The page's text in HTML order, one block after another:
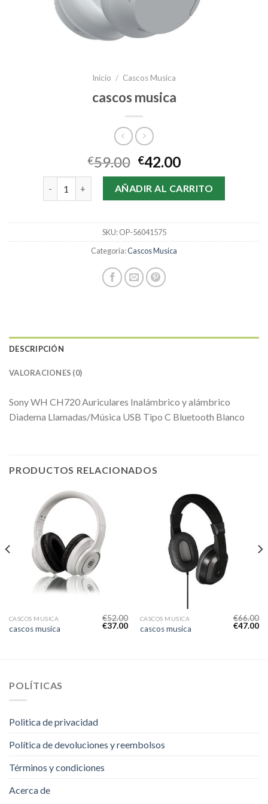
Inicio / Cascos Musica
cascos musica
€59.00 €42.00
cascos musica cantidadAÑADIR AL CARRITO
SKU:OP-56041575
Categoría:Cascos Musica
DESCRIPCIÓN
VALORACIONES (0)
Sony WH CH720 Auriculares Inalámbrico y alámbrico
Diadema Llamadas/Música USB Tipo C Bluetooth Blanco
PRODUCTOS RELACIONADOS
CASCOS MUSICA
cascos musica
€52.00
€37.00
CASCOS MUSICA
cascos musica
€66.00
€47.00
POLÍTICAS
Politica de privacidad
Política de devoluciones y reembolsos
Términos y condiciones
Acerca de